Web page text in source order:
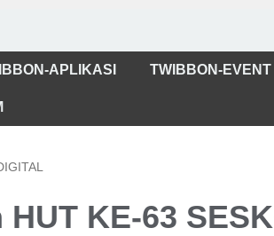
APLIKASI TWIBBON-EVENT
KE-63